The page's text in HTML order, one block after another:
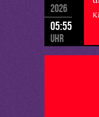
2026
05:55
Uhr